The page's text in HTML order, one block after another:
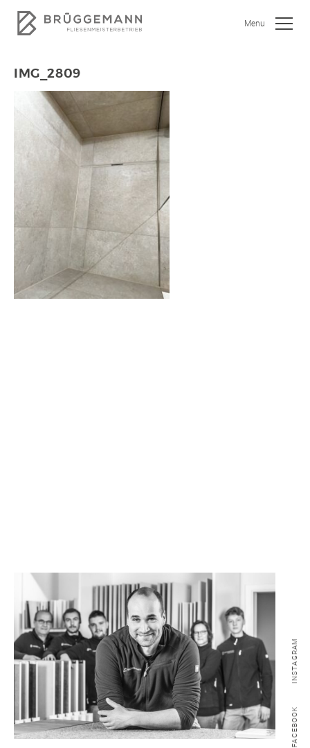
Menu
SHOWROOM
JOBS
WOHNEN
GEWERBEOBJEKTE
FACEBOOK
INSTAGRAM
IMG_2809